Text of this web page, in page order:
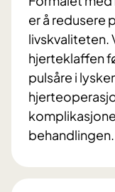
er å redusere
livskvaliteten.
hjerteklaffen
pulsåre i
behandlingen.